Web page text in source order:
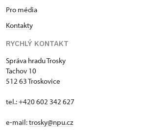
Pro média
Kontakty
RYCHLÝ KONTAKT
Správa hradu Trosky
Tachov 10
512 63 Troskovice
tel.: +420 602 342 627
e-mail:trosky@npu.cz